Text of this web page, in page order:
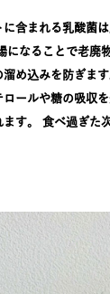
JOURNAL
含まれる乳酸菌
になることで老廃
め込みを防ぎま
ールや糖の吸収
す。 食べ過ぎた